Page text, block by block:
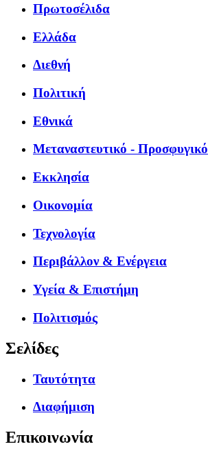
Πρωτοσέλιδα
Ελλάδα
Διεθνή
Πολιτική
Εθνικά
Μεταναστευτικό - Προσφυγικό
Εκκλησία
Οικονομία
Τεχνολογία
Περιβάλλον & Ενέργεια
Υγεία & Επιστήμη
Πολιτισμός
Σελίδες
Ταυτότητα
Διαφήμιση
Επικοινωνία